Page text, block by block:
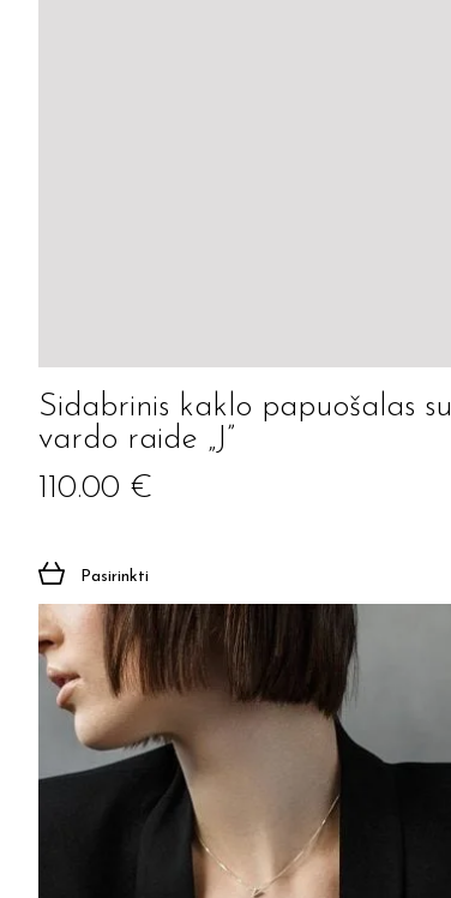
Sidabrinis kaklo papuošalas su
vardo raide „J”
110.00 €
Pasirinkti